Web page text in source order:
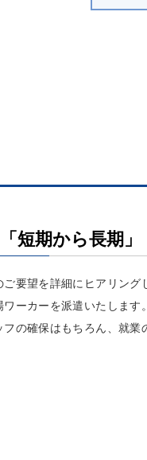
「短期から長期
ご要望を詳細にヒアリン
ワーカーを派遣いたしま
フの確保はもちろん、就